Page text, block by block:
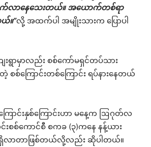
ာနေသေးတယ်။ အယောက်တစ်ရာ
။”လို့ အထက်ပါ အမျိုးသားက ပြောပါ
ရွာမှာလည်း စစ်ကော်မရှင်တပ်သား
စစ်ကြောင်းတစ်ကြောင်း ရပ်နားနေတယ်
ြောင်းနှစ်ကြောင်းဟာ မနေ့က ဩဂုတ်လ
းစစ်ကောင်စီ စကခ (၃)ကနေ နန့်ယား
ရှိလာတာဖြစ်တယ်လို့လည်း ဆိုပါတယ်။